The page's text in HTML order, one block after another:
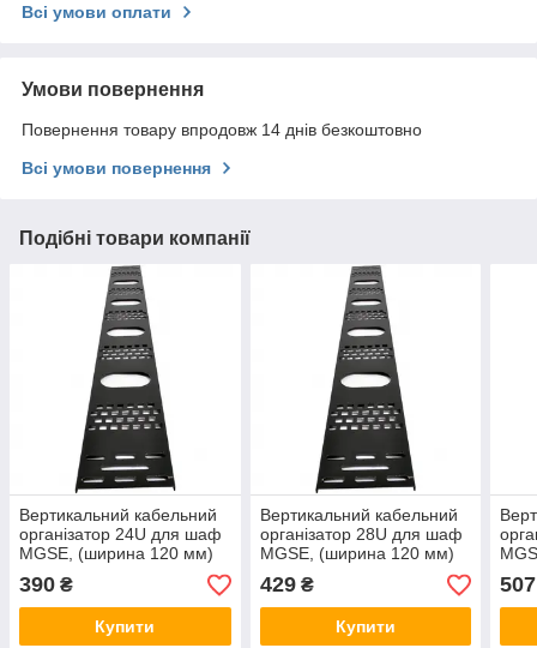
Всі умови оплати
Умови повернення
Повернення товару впродовж 14 днів безкоштовно
Всі умови повернення
Подібні товари компанії
Вертикальний кабельний
організатор 24U для шаф
MGSE, (ширина 120 мм)
390 ₴
Купити
Вертикальний кабельний
організатор 28U для шаф
MGSE, (ширина 120 мм)
429₴
Купити
507